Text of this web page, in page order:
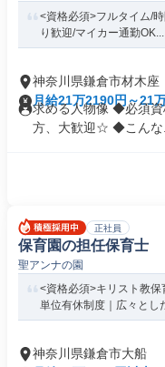
<資格必須>フルタイム/
り歓迎/マイカー通勤OK...
神奈川県鎌倉市材木座
月給21万2190円～21
求める人物像 ◆必須資
方、大歓迎☆ ◆こんな
正社員
保育園の担任保育士
聖アンナの園
<資格必須>キリスト教
単位有休制度｜広々とし
神奈川県鎌倉市大船